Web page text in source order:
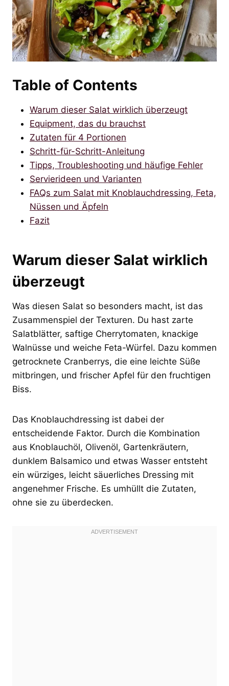
Table of Contents
Warum dieser Salat wirklich überzeugt
Equipment, das du brauchst
Zutaten für 4 Portionen
Schritt-für-Schritt-Anleitung
Tipps, Troubleshooting und häufige Fehler
Servierideen und Varianten
FAQs zum Salat mit Knoblauchdressing, Feta,
Nüssen und Äpfeln
Fazit
Warum dieser Salat wirklich
überzeugt
Was diesen Salat so besonders macht, ist das
Zusammenspiel der Texturen. Du hast zarte
Salatblätter, saftige Cherrytomaten, knackige
Walnüsse und weiche Feta-Würfel. Dazu kommen
getrocknete Cranberrys, die eine leichte Süße
mitbringen, und frischer Apfel für den fruchtigen
Biss.
Das Knoblauchdressing ist dabei der
entscheidende Faktor. Durch die Kombination
aus Knoblauchöl, Olivenöl, Gartenkräutern,
dunklem Balsamico und etwas Wasser entsteht
ein würziges, leicht säuerliches Dressing mit
angenehmer Frische. Es umhüllt die Zutaten,
ohne sie zu überdecken.